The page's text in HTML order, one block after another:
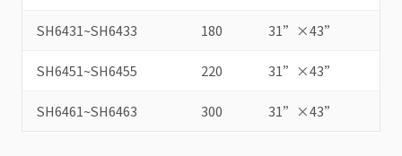
SH6431~SH6433 180 31”×43”
SH6451~SH6455 220 31”×43”
SH6461~SH6463 300 31”×43”